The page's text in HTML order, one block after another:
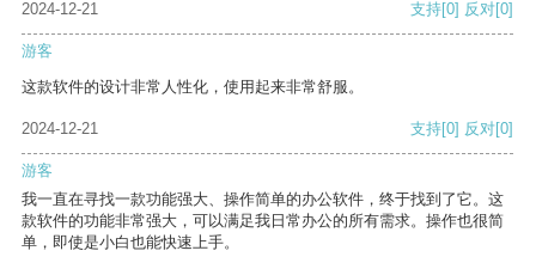
2024-12-21 支持[0] 反对[0]
游客
这款软件的设计非常人性化，使用起来非常舒服。
2024-12-21 支持[0] 反对[0]
游客
我一直在寻找一款功能强大、操作简单的办公软件，终于找到了它。这
款软件的功能非常强大，可以满足我日常办公的所有需求。操作也很简
单，即使是小白也能快速上手。